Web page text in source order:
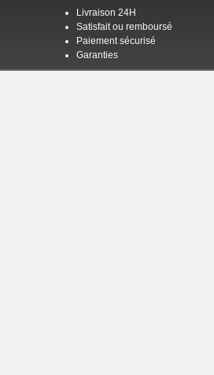
Livraison 24H
Satisfait ou remboursé
Paiement sécurisé
Garanties